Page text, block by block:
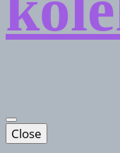
Close